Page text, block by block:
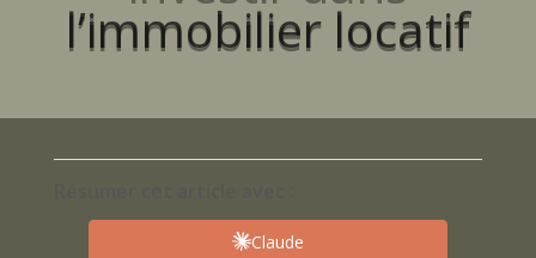
l’immobilier locatif
Claude